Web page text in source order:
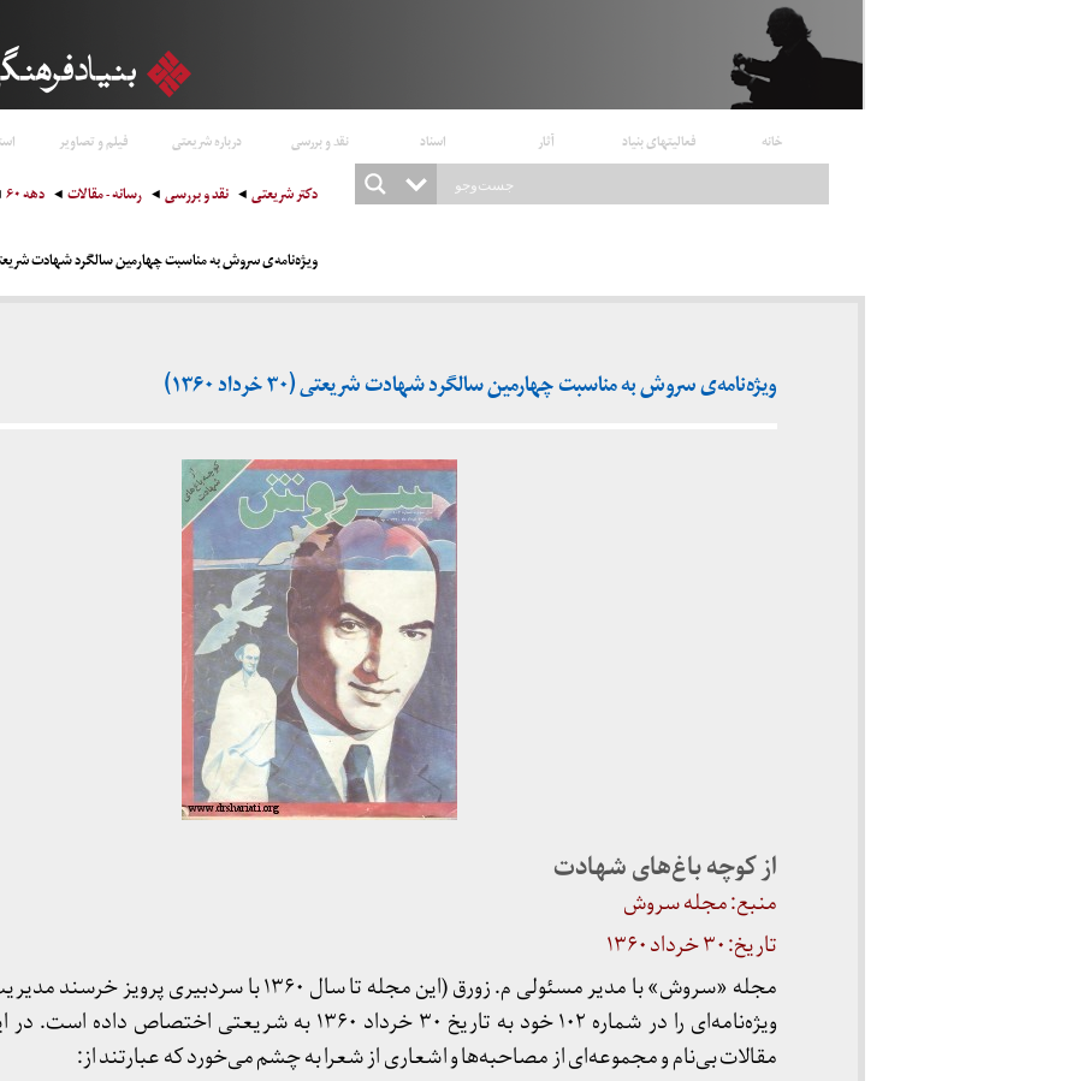
خانه فعالیتهای بنیاد آثار اسناد نقد و بررسی درباره شریعتی فیلم و تصاویر
دکتر شریعتی نقد و بررسی رسانه - مقالات دهه ۶۰
ویژه‌نامه‌ی سروش به مناسبت چهارمین سالگرد شهادت شریعتی (۳۰ خرداد
ویژه‌نامه‌ی سروش به مناسبت چهارمین سالگرد شهادت شریعتی (۳۰ خرداد ۱۳۶۰)
از کوچه باغ‌های شهادت
منبع: مجله سروش
تاریخ: ۳۰ خرداد ۱۳۶۰
مجله «سروش» با مدیر مسئولی م. زورق (این مجله تا سال ۱۳۶۰ با
ویژه‌نامه‌ای را در شماره ۱۰۲ خود به تاریخ ۳۰ خرداد ۱۳۶۰ به شریعتی
مقالات بی‌نام و مجموعه‌ای از مصاحبه‌ها و اشعاری از شعرا به چشم می‌خورد که عبارتند از: